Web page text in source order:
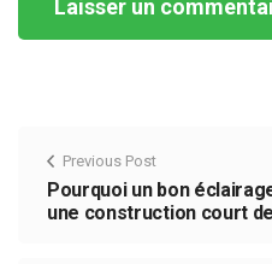
Previous Post
Pourquoi un bon
une construction court